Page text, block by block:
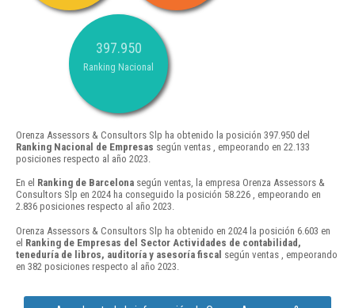
397.950
Ranking Nacional
Orenza Assessors & Consultors Slp ha obtenido la posición 397.950 del
Ranking Nacional de Empresas según ventas , empeorando en 22.133
posiciones respecto al año 2023.
En el Ranking de Barcelona según ventas, la empresa Orenza Assessors &
Consultors Slp en 2024 ha conseguido la posición 58.226 , empeorando en
2.836 posiciones respecto al año 2023.
Orenza Assessors & Consultors Slp ha obtenido en 2024 la posición 6.603 en
el Ranking de Empresas del Sector Actividades de contabilidad,
teneduría de libros, auditoría y asesoría fiscal según ventas , empeorando
en 382 posiciones respecto al año 2023.